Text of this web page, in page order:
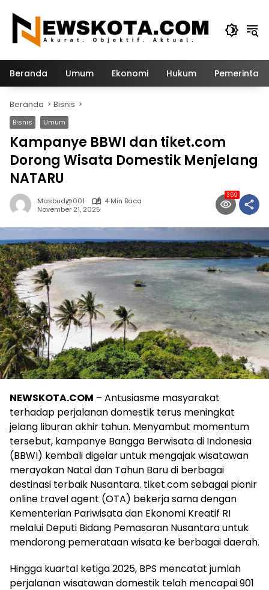
konten
Beranda Umum Ekonomi Hukum
Beranda Bisnis
Bisnis Umum
Kampanye BBWI dan tiket.com
Dorong Wisata Domestik Menjelang
NATARU
Masbud@001
4 Min Baca
November 21, 2025
359
NEWSKOTA.COM – Antusiasme masyarakat
terhadap perjalanan domestik terus meningkat
jelang liburan akhir tahun. Menyambut momentum
tersebut, kampanye Bangga Berwisata di Indonesia
(BBWI) kembali digelar untuk mengajak wisatawan
merayakan Natal dan Tahun Baru di berbagai
destinasi terbaik Nusantara. tiket.com sebagai pionir
online travel agent (OTA) bekerja sama dengan
Kementerian Pariwisata dan Ekonomi Kreatif RI
melalui Deputi Bidang Pemasaran Nusantara untuk
mendorong pemerataan wisata ke berbagai daerah.
Hingga kuartal ketiga 2025, BPS mencatat jumlah
perjalanan wisatawan domestik telah mencapai 901